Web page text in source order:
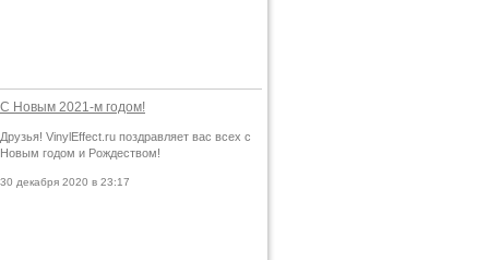
С Новым 2021-м годом!
Друзья! VinylEffect.ru поздравляет вас всех с
Новым годом и Рождеством!
30 декабря 2020 в 23:17